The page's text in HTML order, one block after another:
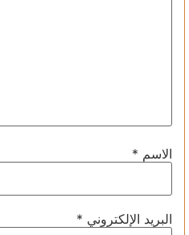
الاسم *
البريد الإلكتروني *